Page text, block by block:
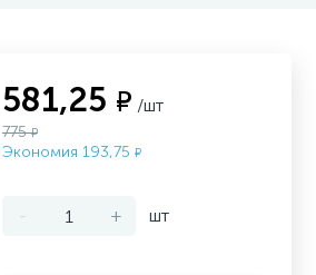
581,25 ₽ /шт
775₽
Экономия 193,75 ₽
- + шт